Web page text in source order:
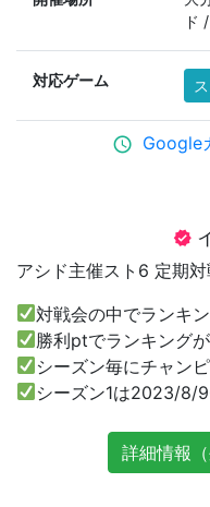
ド
対応ゲーム
schedule Google
verified
アシド主催スト6 定期対
対戦会の中でランキ
勝利ptでランキングが
シーズン毎にチャン
シーズン1は2023/8/9
詳細情報